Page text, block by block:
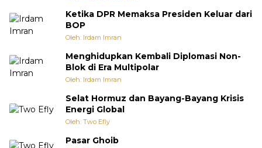
Ketika DPR Memaksa Presiden Keluar dari
BOP
Oleh: Irdam Imran
Menghidupkan Kembali Diplomasi Non-
Blok di Era Multipolar
Oleh: Irdam Imran
Selat Hormuz dan Bayang-Bayang Krisis
Energi Global
Oleh: Two Efly
Pasar Ghoib